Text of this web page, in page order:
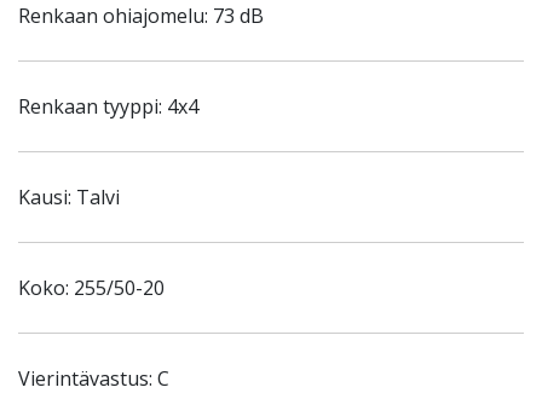
Renkaan ohiajomelu: 73 dB
Renkaan tyyppi: 4x4
Kausi: Talvi
Koko: 255/50-20
Vierintävastus: C